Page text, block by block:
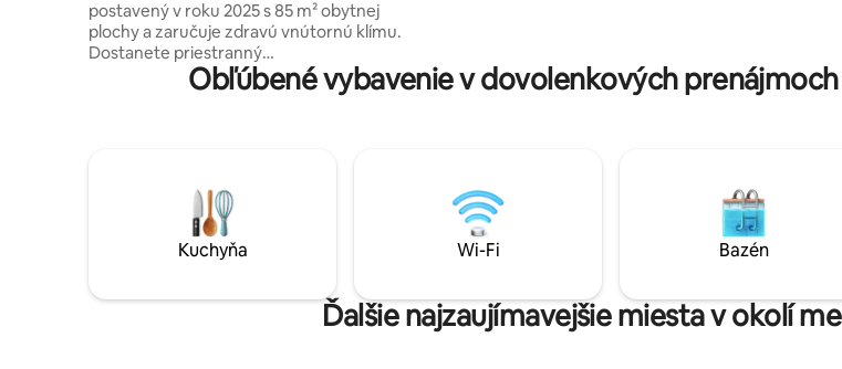
postavený v roku 2025 s 85 m² obytnej
plochy a zaručuje zdravú vnútornú klímu.
Dostanete priestranný
obývací/jedálenský priestor s toaletou
pre hostí a na hornom poschodí 2 spálne
alebo páry, ktoré si chcú užiť prestávku v
Harz. Široká panoráma pohoria Harz vám
umožní rýchlo vstúpiť do dovolenkového
Obľúbené vybavenie v dovolenkových
Kuchyňa Wi-Fi Bazén
Ďalšie najzaujímavejšie miesta v okolí